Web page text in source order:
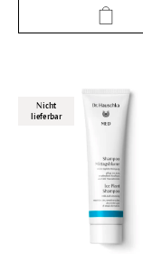
Nicht
lieferbar